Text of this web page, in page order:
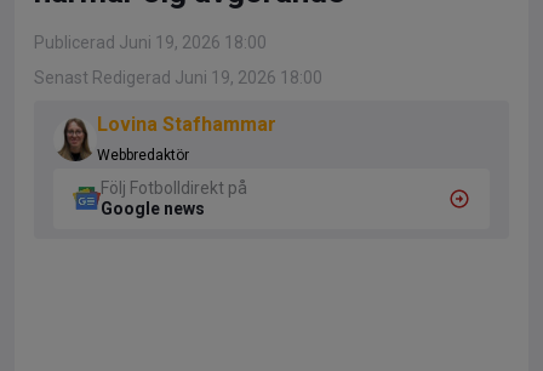
Publicerad Juni 19, 2026 18:00
Senast Redigerad Juni 19, 2026 18:00
Lovina Stafhammar
Webbredaktör
Följ Fotbolldirekt på
Google news